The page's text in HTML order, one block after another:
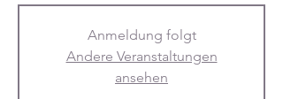
Anmeldung folgt
Andere Veranstaltungen
ansehen